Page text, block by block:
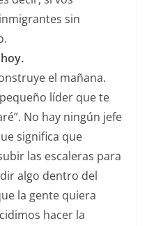
sin
el mañana.
líder que te
No hay ningún jefe
significa que
las escaleras para
algo dentro del
la gente quiera
hacer la